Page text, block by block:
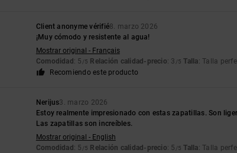
Client anonyme vérifié8. marzo 2026
¡Muy cómodo y resistente al agua!
Mostrar original - Français
Comodidad : 5 /5 Relación calidad-precio: 3 /5 Talla: Talla
Recomiendo este producto
Nerijus3. marzo 2026
Estoy realmente impresionado con estas zapatillas. Son
Las zapatillas son increíbles.
Mostrar original - English
Comodidad : 5 /5 Relación calidad-precio: 5 /5 Talla: Talla